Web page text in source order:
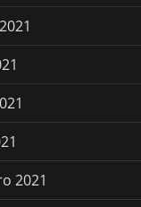
2021